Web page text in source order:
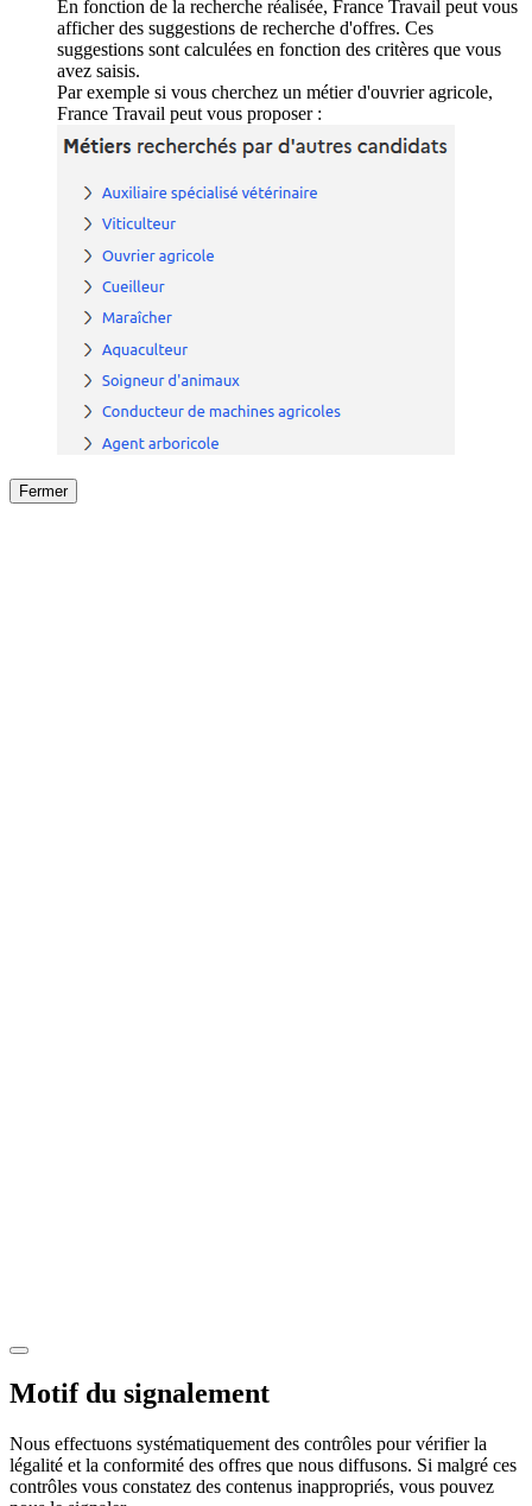
En fonction de la recherche réalisée, France Travail peut vous
afficher des suggestions de recherche d'offres. Ces
suggestions sont calculées en fonction des critères que vous
avez saisis.
Par exemple si vous cherchez un métier d'ouvrier agricole,
France Travail peut vous proposer :
Fermer
Motif du signalement
Nous effectuons systématiquement des contrôles pour vérifier la
légalité et la conformité des offres que nous diffusons. Si malgré ces
contrôles vous constatez des contenus inappropriés, vous pouvez